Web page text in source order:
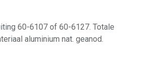
60-6107 of 60-6127. Totale
aluminium nat. geanod.